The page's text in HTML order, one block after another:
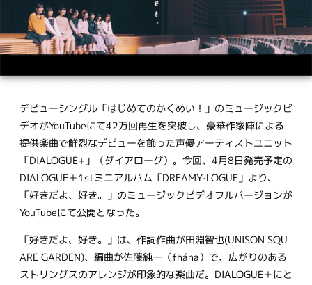
デビューシングル「はじめてのかくめい！」のミュージックビ
デオがYouTubeにて42万回再生を突破し、豪華作家陣による
提供楽曲で鮮烈なデビューを飾った声優アーティストユニット
「DIALOGUE+」（ダイアローグ）。今回、4月8日発売予定の
DIALOGUE＋1stミニアルバム「DREAMY-LOGUE」より、
「好きだよ、好き。」のミュージックビデオフルバージョンが
YouTubeにて公開となった。
「好きだよ、好き。」は、作詞作曲が田淵智也(UNISON SQU
ARE GARDEN)、編曲が佐藤純一（fhána）で、広がりのある
ストリングスのアレンジが印象的な楽曲だ。DIALOGUE＋にと